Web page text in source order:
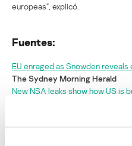
europeas”, explicó.
Fuentes:
EU enraged as Snowden
The Sydney Morning Herald
New NSA leaks show how US is
Kerry, in Brunei, faces European